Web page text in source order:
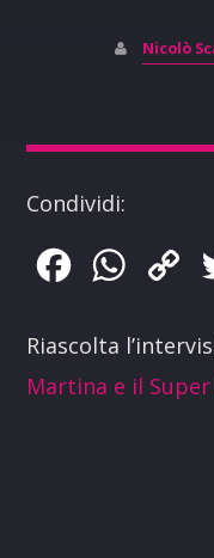
Nicolò
Condividi:
Facebook
Riascolta
Martina e il